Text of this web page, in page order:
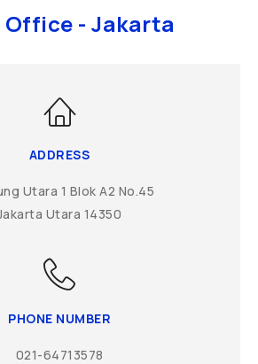
Office - Jakarta
ADDRESS
Utara 1 Blok A2 No.45
Utara 14350
PHONE NUMBER
021-64713578